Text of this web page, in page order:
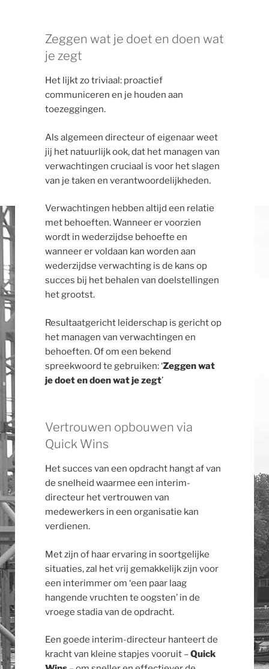
Zeggen wat je doet en doen wat
je zegt
Het lijkt zo triviaal: proactief
communiceren en je houden aan
toezeggingen.
Als algemeen directeur of eigenaar weet
jij het natuurlijk ook, dat het managen van
verwachtingen cruciaal is voor het slagen
van je taken en verantwoordelijkheden.
Verwachtingen hebben altijd een relatie
met behoeften. Wanneer er voorzien
wordt in wederzijdse behoefte en
wanneer er voldaan kan worden aan
wederzijdse verwachting is de kans op
succes bij het behalen van doelstellingen
het grootst.
Resultaatgericht leiderschap is gericht op
het managen van verwachtingen en
behoeften. Of om een bekend
spreekwoord te gebruiken: ‘Zeggen wat
je doet en doen wat je zegt’
Vertrouwen opbouwen via
Quick Wins
Het succes van een opdracht hangt af van
de snelheid waarmee een interim-
directeur het vertrouwen van
medewerkers in een organisatie kan
verdienen.
Met zijn of haar ervaring in soortgelijke
situaties, zal het vrij gemakkelijk zijn voor
een interimmer om ‘een paar laag
hangende vruchten te oogsten’ in de
vroege stadia van de opdracht.
Een goede interim-directeur hanteert de
kracht van kleine stapjes vooruit –Quick